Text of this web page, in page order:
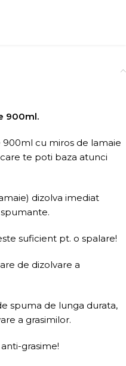
900ml.
cu miros de lamaie
te poti baza atunci
dizolva imediat
suficient pt. o spalare!
de dizolvare a
spuma de lunga durata,
a grasimilor.
grasime!